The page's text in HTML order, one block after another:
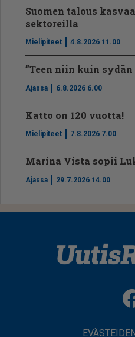
Suomen talous
sektoreilla
Mielipiteet 4.8.2026 11.00
”Teen niin kuin sydän
Ajassa 6.8.2026 6.00
Katto on 120 vuotta!
Mielipiteet 7.8.2026 7.00
Marina Vista sopii
Ajassa 29.7.2026 14.00